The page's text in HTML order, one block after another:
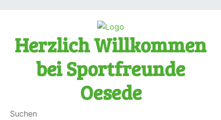
Herzlich Willkommen
bei Sportfreunde
Oesede
Suchen